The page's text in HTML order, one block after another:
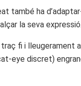
també ha
la seva expressió.
traç fi i lleugerament
eye discret)